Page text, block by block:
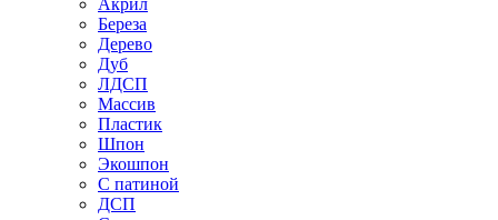
Акрил
Береза
Дерево
Дуб
ЛДСП
Массив
Пластик
Шпон
Экошпон
С патиной
ДСП